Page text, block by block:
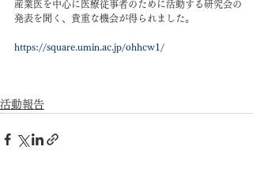
産業医を中心に医療従事者のために活動する研究会の
発表を聞く、貴重な機会が得られました。
https://square.umin.ac.jp/ohhcw1/
活動報告